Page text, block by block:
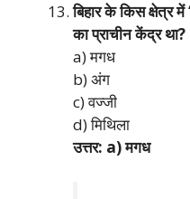
बिहार के किस क्षेत्र में
का प्राचीन केंद्र था?
a) मगध
b) अंग
c) वज्जी
d) मिथिला
उत्तर: a) मगध